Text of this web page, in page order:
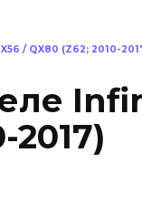
/ QX80 (Z62; 2010-
2017)